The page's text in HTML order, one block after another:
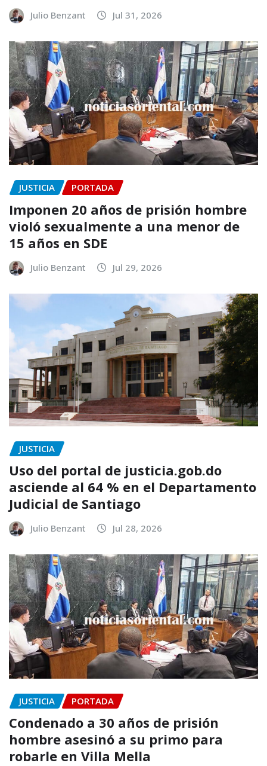
Julio Benzant Jul 31, 2026
JUSTICIA PORTADA
Imponen 20 años de prisión hombre
violó sexualmente a una menor de
15 años en SDE
Julio Benzant Jul 29, 2026
JUSTICIA
Uso del portal de justicia.gob.do
asciende al 64 % en el Departamento
Judicial de Santiago
Julio Benzant Jul 28, 2026
JUSTICIA PORTADA
Condenado a 30 años de prisión
hombre asesinó a su primo para
robarle en Villa Mella